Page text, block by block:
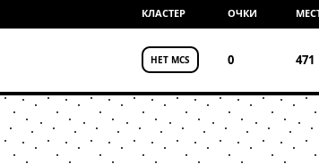
КЛАСТЕР ОЧКИ
НЕТ MCS 0 471